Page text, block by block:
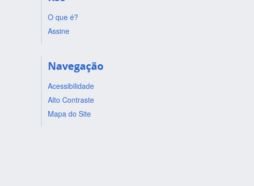
O que é?
Assine
Navegação
Acessibilidade
Alto Contraste
Mapa do Site